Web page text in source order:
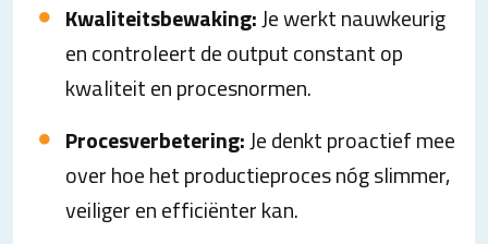
Kwaliteitsbewaking:Je werkt nauwkeurig
en controleert de output constant op
kwaliteit en procesnormen.
Procesverbetering:Je denkt proactief mee
over hoe het productieproces nóg slimmer,
veiliger en efficiënter kan.